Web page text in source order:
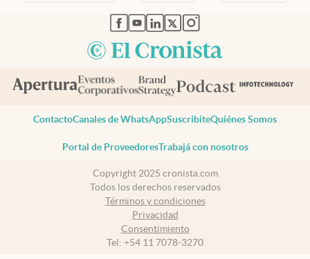
abre en nueva pestaña
abre en nueva pestaña
abre en nueva pestaña
abre en nueva pestaña
abre en nueva pestaña
ContactoCanales de WhatsAppSuscribiteQuiénes Somos
Portal de ProveedoresTrabajá con nosotros
Copyright 2025 cronista.com
Todos los derechos reservados
Términos y condiciones
Privacidad
Consentimiento
Tel: +54 11 7078-3270